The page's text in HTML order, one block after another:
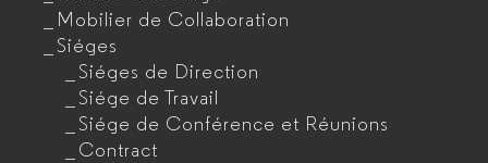
Mobilier de Collaboration
Siéges
Siéges de Direction
Siége de Travail
Siége de Conférence et Réunions
Contract